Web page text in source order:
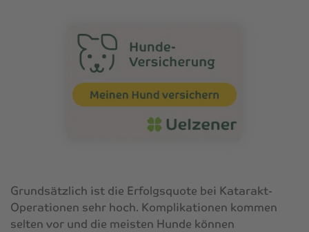
Grundsätzlich ist die Erfolgsquote bei Katarakt-
Operationen sehr hoch. Komplikationen kommen
selten vor und die meisten Hunde können